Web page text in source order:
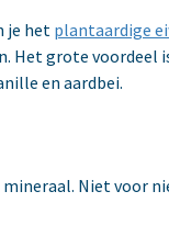
je het plantaardige
Het grote
en aardbei.
mineraal. Niet voor